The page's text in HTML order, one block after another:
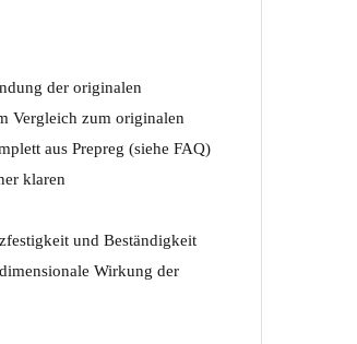
der originalen
Vergleich zum originalen
aus Prepreg (siehe FAQ)
klaren
und Beständigkeit
Wirkung der